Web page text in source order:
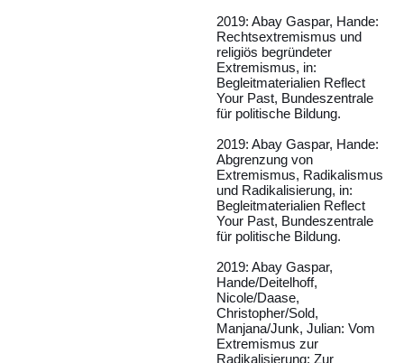
2019: Abay Gaspar, Hande:
Rechtsextremismus und
religiös begründeter
Extremismus, in:
Begleitmaterialien Reflect
Your Past, Bundeszentrale
für politische Bildung.
2019: Abay Gaspar, Hande:
Abgrenzung von
Extremismus, Radikalismus
und Radikalisierung, in:
Begleitmaterialien Reflect
Your Past, Bundeszentrale
für politische Bildung.
2019: Abay Gaspar,
Hande/Deitelhoff,
Nicole/Daase,
Christopher/Sold,
Manjana/Junk, Julian: Vom
Extremismus zur
Radikalisierung: Zur